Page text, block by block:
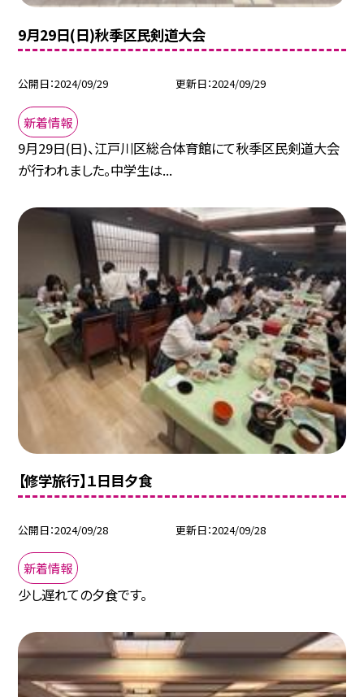
9月29日(日)秋季区民剣道大会
公開日 2024/09/29 更新日 2024/09/29
新着情報
9月29日(日)、江戸川区総合体育館にて秋季区民剣道大会
が行われました。中学生は...
【修学旅行】１日目夕食
公開日 2024/09/28 更新日 2024/09/28
新着情報
少し遅れての夕食です。